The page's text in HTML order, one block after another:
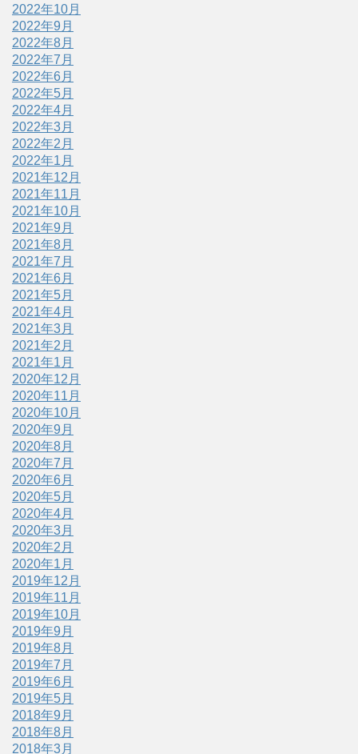
2022年10月
2022年9月
2022年8月
2022年7月
2022年6月
2022年5月
2022年4月
2022年3月
2022年2月
2022年1月
2021年12月
2021年11月
2021年10月
2021年9月
2021年8月
2021年7月
2021年6月
2021年5月
2021年4月
2021年3月
2021年2月
2021年1月
2020年12月
2020年11月
2020年10月
2020年9月
2020年8月
2020年7月
2020年6月
2020年5月
2020年4月
2020年3月
2020年2月
2020年1月
2019年12月
2019年11月
2019年10月
2019年9月
2019年8月
2019年7月
2019年6月
2019年5月
2018年9月
2018年8月
2018年3月